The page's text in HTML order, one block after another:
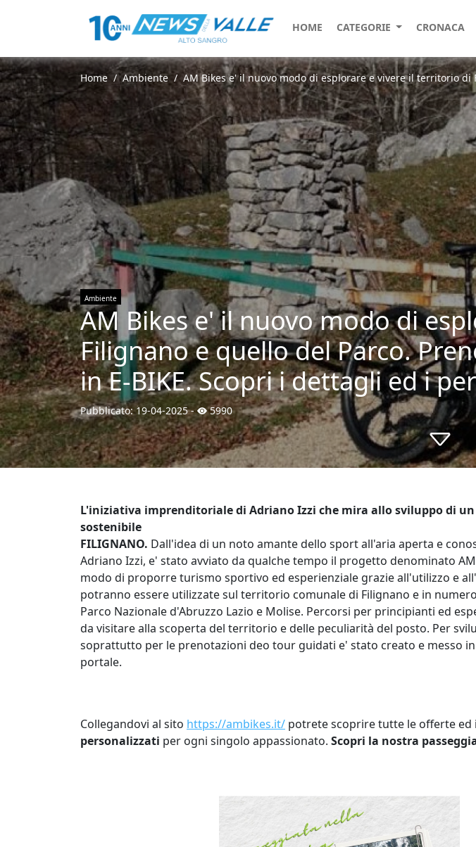
HOME CATEGORIE CRONACA
Home Ambiente AM Bikes e' il nuovo modo di esplorare e vivere il territorio di
Ambiente
AM Bikes e' il nuovo modo di
Filignano e quello del Parco.
in E-BIKE. Scopri i dettagli ed i
Pubblicato:19-04-2025- 5990
L'iniziativa imprenditoriale di Adriano Izzi che mira allo sviluppo di
sostenibile
FILIGNANO. Dall'idea di un noto amante dello sport all'aria aperta e
Adriano Izzi, e' stato avviato da qualche tempo il progetto denominato
modo di proporre turismo sportivo ed esperienziale grazie all'utilizzo e
potranno essere utilizzate sul territorio comunale di Filignano e in
Parco Nazionale d'Abruzzo Lazio e Molise. Percorsi per principianti ed
da visitare alla scoperta del territorio e delle peculiarità del posto. Per
soprattutto per le prenotazioni deo tour guidati e' stato creato e messo
portale.
Collegandovi al sito https://ambikes.it/ potrete scoprire tutte le offerte ed i
personalizzati per ogni singolo appassionato. Scopri la nostra